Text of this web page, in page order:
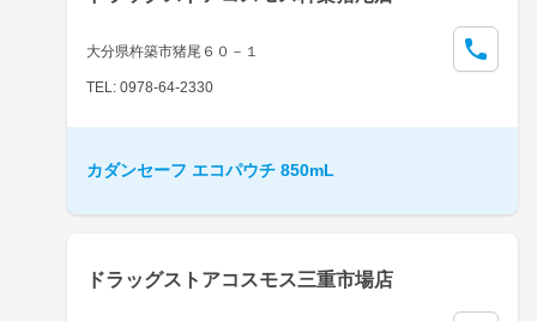
大分県杵築市猪尾６０－１
TEL: 0978-64-2330
カダンセーフ エコパウチ 850mL
ドラッグストアコスモス三重市場店